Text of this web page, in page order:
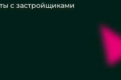
с застройщиками